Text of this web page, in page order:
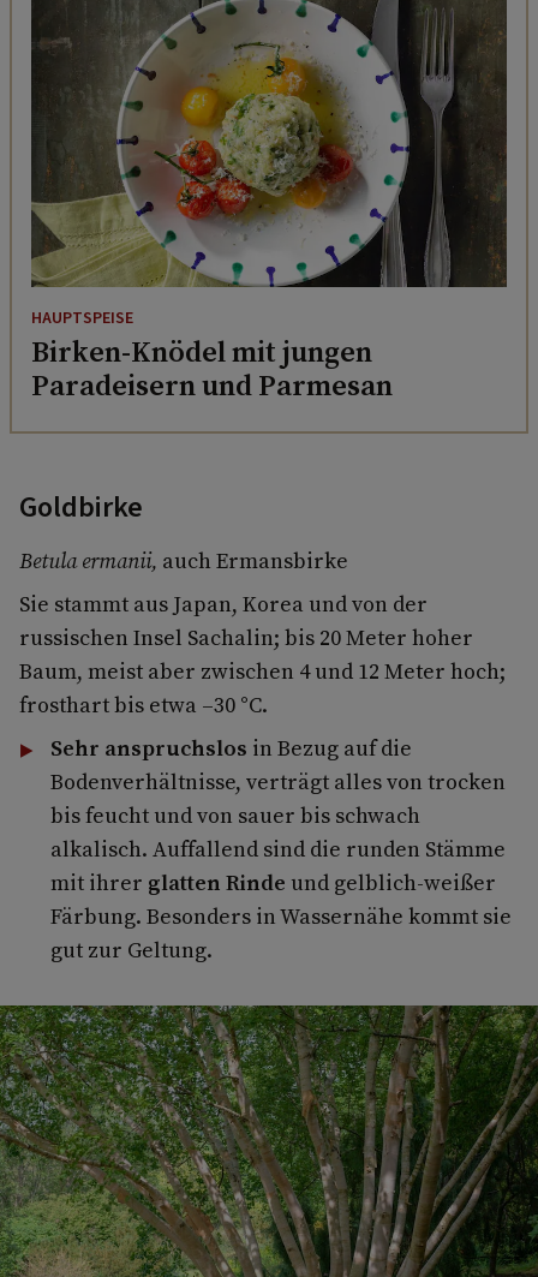
HAUPTSPEISE
Birken-Knödel mit jungen
Paradeisern und Parmesan
Goldbirke
Betula ermanii, auch Ermansbirke
Sie stammt aus Japan, Korea und von der
russischen Insel Sachalin; bis 20 Meter hoher
Baum, meist aber zwischen 4 und 12 Meter hoch;
frosthart bis etwa –30 °C.
Sehr anspruchslos in Bezug auf die
Bodenverhältnisse, verträgt alles von trocken
bis feucht und von sauer bis schwach
alkalisch. Auffallend sind die runden Stämme
mit ihrer glatten Rinde und gelblich-weißer
Färbung. Besonders in Wassernähe kommt sie
gut zur Geltung.